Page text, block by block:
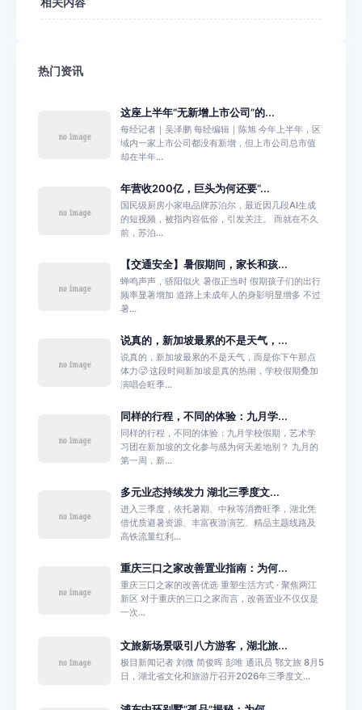
相关内容
热门资讯
这座上半年“无新增上市公司”的...
每经记者｜吴泽鹏 每经编辑｜陈旭 今年上半年，区
域内一家上市公司都没有新增，但上市公司总市值
却在半年...
年营收200亿，巨头为何还要“...
国民级厨房小家电品牌苏泊尔，最近因几段AI生成
的短视频，被指内容低俗，引发关注。 而就在不久
前，苏泊...
【交通安全】暑假期间，家长和孩...
蝉鸣声声，骄阳似火 暑假正当时 假期孩子们的出行
频率显著增加 道路上未成年人的身影明显增多 不过
暑...
说真的，新加坡最累的不是天气，...
说真的，新加坡最累的不是天气，而是你下午那点
体力🥵 这段时间新加坡是真的热闹，学校假期叠加
演唱会旺季...
同样的行程，不同的体验：九月学...
同样的行程，不同的体验：九月学校假期，艺术学
习团在新加坡的文化参与感为何天差地别？ 九月的
第一周，新...
多元业态持续发力 湖北三季度文...
进入三季度，依托暑期、中秋等消费旺季，湖北凭
借优质避暑资源、丰富夜游演艺、精品主题线路及
高铁流量红利...
重庆三口之家改善置业指南：为何...
重庆三口之家的改善优选 重塑生活方式 · 聚焦两江
新区 对于重庆的三口之家而言，改善置业不仅仅是
一次...
文旅新场景吸引八方游客，湖北旅...
极目新闻记者 刘微 简俊晖 彭唯 通讯员 鄂文旅 8月5
日，湖北省文化和旅游厅召开2026年三季度文...